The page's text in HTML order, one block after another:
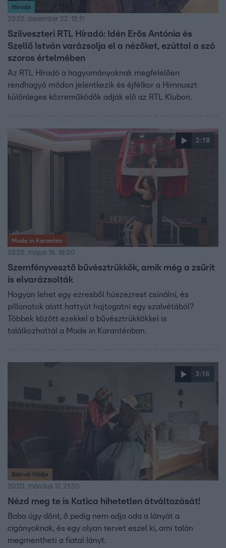
Híradó
2020. december 22. 12:11
Szilveszteri RTL Híradó: Idén Erős Antónia és
Szellő István varázsolja el a nézőket, ezúttal a szó
szoros értelmében
Az RTL Híradó a hagyományoknak megfelelően
rendhagyó módon jelentkezik és éjfélkor a Himnuszt
különleges közreműködők adják elő az RTL Klubon.
2:18
Made in Karantén
2020. május 16. 19:00
Szemfényvesztő bűvésztrükkök, amik még a zsűrit
is elvarázsolták
Hogyan lehet egy ezresből húszezrest csinálni, és
pillanatok alatt hattyút hajtogatni egy szalvétából?
Többek között ezekkel a bűvésztrükkökkel is
találkozhattál a Made in Karanténban.
3:16
Bátrak földje
2020. március 17. 21:30
Nézd meg te is Katica hihetetlen átváltozását!
Baba úgy dönt, ő pedig nem adja oda a lányát a
cigányoknak, és egy olyan tervet eszel ki, ami talán
megmentheti a fiatal lányt.